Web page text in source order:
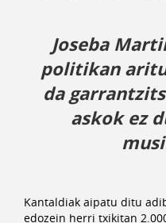
Joseba
politikan
da
askok ez
Kantaldiak aipatu ditu
edozein herri txikitan